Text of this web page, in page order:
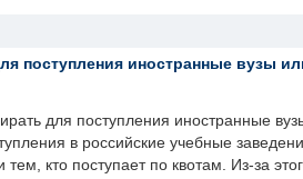
поступления иностранные вузы
для поступления иностранные
в российские учебные
кто поступает по квотам. Из-за